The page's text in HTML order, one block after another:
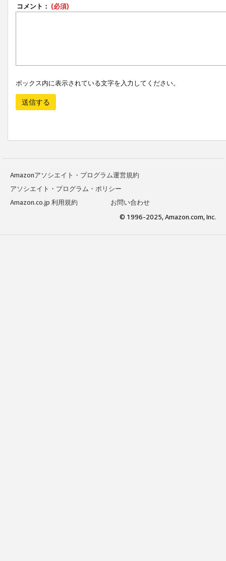
コメント： (必須)
ボックス内に表示されている文字を入力してください。
送信する
Amazonアソシエイト・プログラム運営規約
アソシエイト・プログラム・ポリシー
Amazon.co.jp 利用規約
お問い合わせ
© 1996-2025, Amazon.com, Inc.